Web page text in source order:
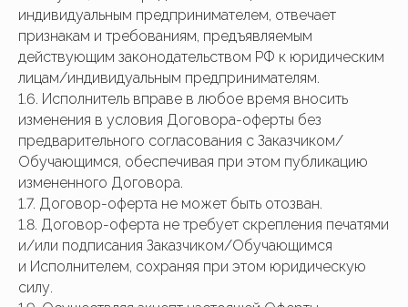
индивидуальным предпринимателем, отвечает
признакам и требованиям, предъявляемым
действующим законодательством РФ к юридическим
лицам/индивидуальным предпринимателям.
1.6. Исполнитель вправе в любое время вносить
изменения в условия Договора-оферты без
предварительного согласования с Заказчиком/
Обучающимся, обеспечивая при этом публикацию
измененного Договора.
1.7. Договор-оферта не может быть отозван.
1.8. Договор-оферта не требует скрепления печатями
и/или подписания Заказчиком/Обучающимся
и Исполнителем, сохраняя при этом юридическую
силу.